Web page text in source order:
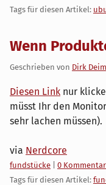
Tags für diesen Artikel:
Wenn
Geschrieben von Dirk
Diesen Link nur
müsst Ihr den
sehr lachen müssen).
via Nerdcore
Kategorien:
fundstücke
0
Tags für diesen Artikel: